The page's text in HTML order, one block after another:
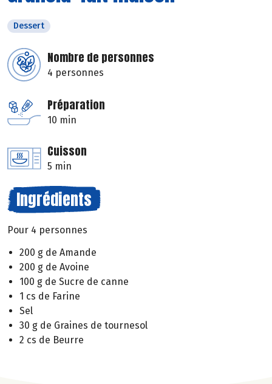
Dessert
Nombre de personnes
4 personnes
Préparation
10 min
Cuisson
5 min
Ingrédients
Pour 4 personnes
200 g de Amande
200 g de Avoine
100 g de Sucre de canne
1 cs de Farine
Sel
30 g de Graines de tournesol
2 cs de Beurre